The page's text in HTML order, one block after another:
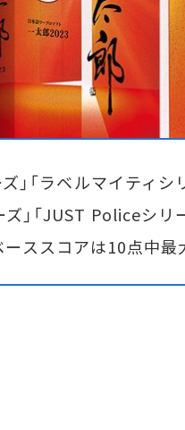
」「ラベルマイティシ
「JUST Policeシリ
ーススコアは10点中最